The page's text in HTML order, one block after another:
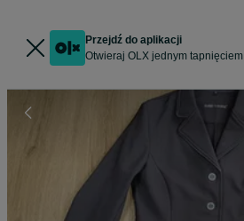
Przejdź do aplikacji
Otwieraj OLX jednym tapnięciem